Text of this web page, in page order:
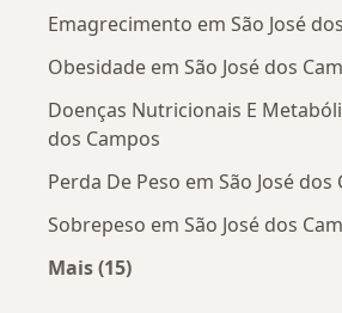
Emagrecimento em São José
Obesidade em São José dos
Doenças Nutricionais E
dos Campos
Perda De Peso em São José dos
Sobrepeso em São José dos
Mais (15)